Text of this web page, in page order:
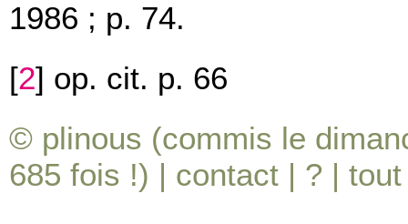
1986 ; p. 74.
[2] op. cit. p. 66
© plinous (commis le
685 fois !) | contact | ? | tout